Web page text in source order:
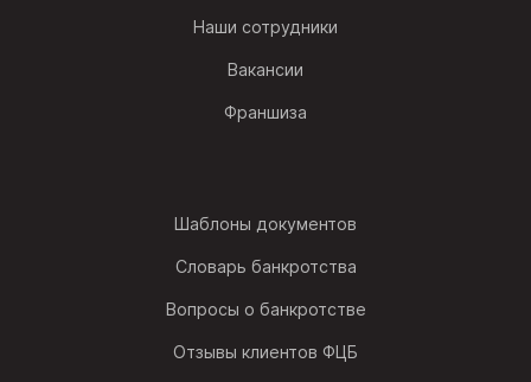
Наши сотрудники
Вакансии
Франшиза
Шаблоны документов
Словарь банкротства
Вопросы о банкротстве
Отзывы клиентов ФЦБ